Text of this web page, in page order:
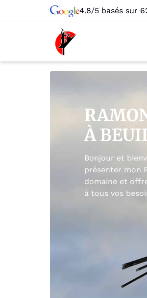
4.8/5 basés sur
À
Bonjour et
présenter mon
domaine et
à tous vos